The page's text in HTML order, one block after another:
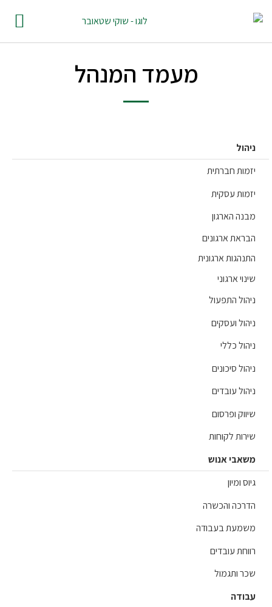
מעמד המנהל
חברתית
עסקית
הארגון
ארגונים
ארגונית
ארגוני
התפעול
ועסקים
כללי
סיכונים
עובדים
ופרסום
לקוחות
אנוש
ומיון
והכשרה
בעבודה
עובדים
ותגמול